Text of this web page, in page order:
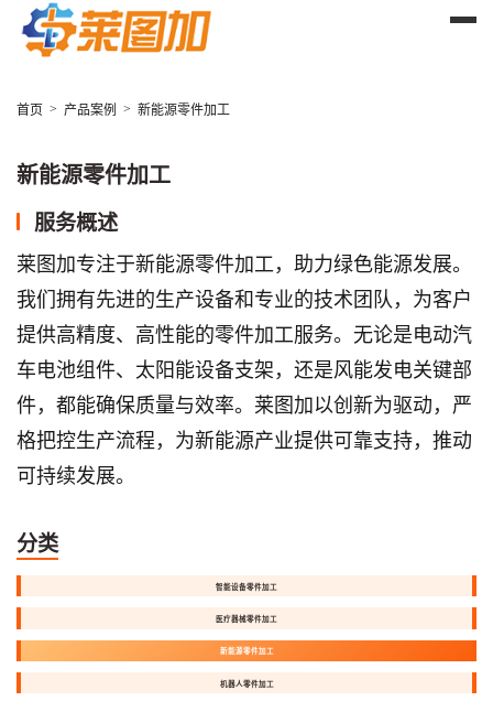
首页 > 产品案例 > 新能源零件加工
新能源零件加工
服务概述
莱图加专注于新能源零件加工，助力绿色能源发展。
我们拥有先进的生产设备和专业的技术团队，为客户
提供高精度、高性能的零件加工服务。无论是电动汽
车电池组件、太阳能设备支架，还是风能发电关键部
件，都能确保质量与效率。莱图加以创新为驱动，严
格把控生产流程，为新能源产业提供可靠支持，推动
可持续发展。
分类
智能设备零件加工
医疗器械零件加工
新能源零件加工
机器人零件加工